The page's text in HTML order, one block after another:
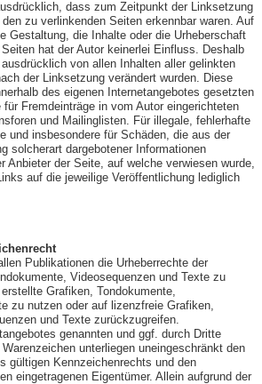
dass zum Zeitpunkt der Linksetzung
zu verlinkenden Seiten erkennbar waren. Auf
Gestaltung, die Inhalte oder die Urheberschaft
hat der Autor keinerlei Einfluss. Deshalb
von allen Inhalten aller gelinkten
der Linksetzung verändert wurden. Diese
des eigenen Internetangebotes gesetzten
für Fremdeinträge in vom Autor eingerichteten
und Mailinglisten. Für illegale, fehlerhafte
und insbesondere für Schäden, die aus der
solcherart dargebotener Informationen
Anbieter der Seite, auf welche verwiesen wurde,
auf die jeweilige Veröffentlichung lediglich
Publikationen die Urheberrechte der
Videosequenzen und Texte zu
Grafiken, Tondokumente,
zu nutzen oder auf lizenzfreie Grafiken,
und Texte zurückzugreifen.
genannten und ggf. durch Dritte
unterliegen uneingeschränkt den
gültigen Kennzeichenrechts und den
eingetragenen Eigentümer. Allein aufgrund der